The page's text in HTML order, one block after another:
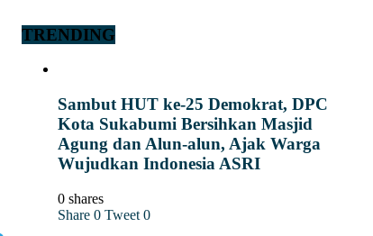
TRENDING
Sambut HUT ke-25 Demokrat, DPC
Kota Sukabumi Bersihkan Masjid
Agung dan Alun-alun, Ajak Warga
Wujudkan Indonesia ASRI
0 shares
Share 0 Tweet 0